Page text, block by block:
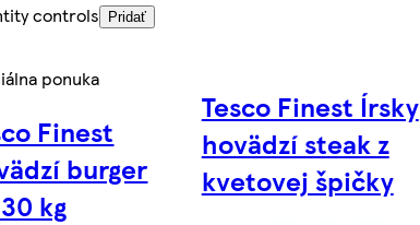
controls
Pridať
ponuka
Finest
burger
kg
Tesco Finest Írsky
hovädzí steak z
kvetovej špičky